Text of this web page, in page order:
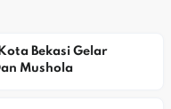
Bekasi Gelar
Mushola